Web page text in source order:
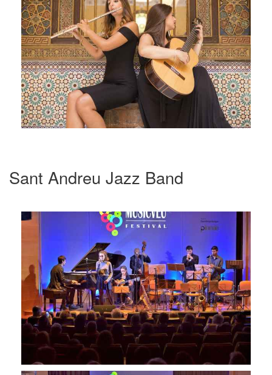
Sant Andreu Jazz Band